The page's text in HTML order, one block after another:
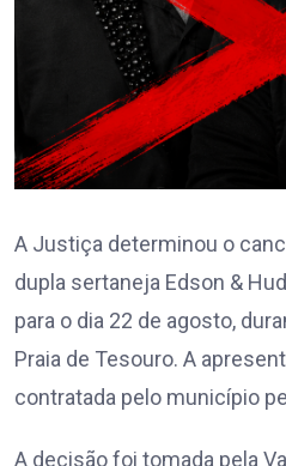
A Justiça determinou o
dupla sertaneja Edson &
para o dia 22 de agosto,
Praia de Tesouro. A
contratada pelo município
A decisão foi tomada pela